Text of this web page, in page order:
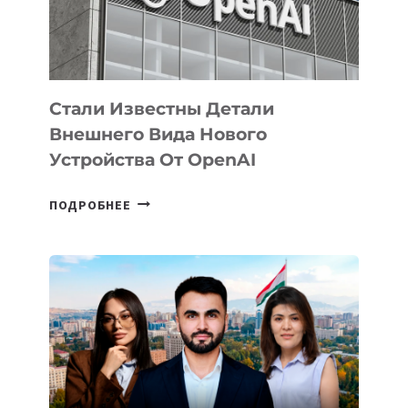
ЭКОСИСТЕМЫ
ИСКУССТВЕННОГО
ИНТЕЛЛЕКТА
Стали Известны Детали
Внешнего Вида Нового
Устройства От OpenAI
ПОДРОБНЕЕ СТАЛИ
ВНЕШНЕГО
ВИДА
НОВОГО
УСТРОЙСТВА
ОТ
OPENAI